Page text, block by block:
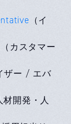
（イ
（カスタマー
ザー / エバ
材開発・人